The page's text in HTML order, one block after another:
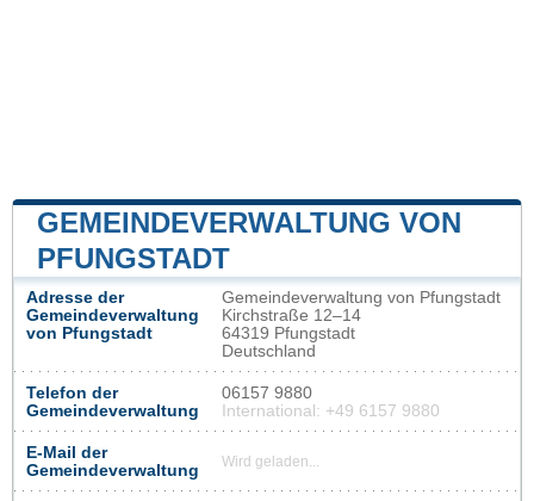
GEMEINDEVERWALTUNG VON
PFUNGSTADT
Adresse der
Gemeindeverwaltung
von Pfungstadt
Gemeindeverwaltung von Pfungstadt
Kirchstraße 12–14
64319 Pfungstadt
Deutschland
Telefon der
Gemeindeverwaltung
06157 9880
International: +49 6157 9880
E-Mail der
Gemeindeverwaltung
Wird geladen...